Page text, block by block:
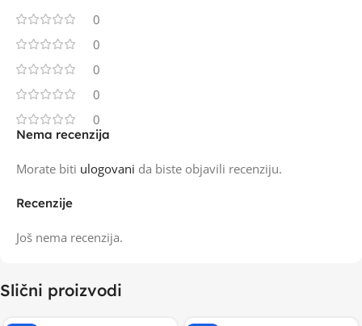
0
0
0
0
0
Recenzije
Još nema recenzija.
Nema recenzija
Morate biti ulogovani da biste objavili recenziju.
Slični proizvodi